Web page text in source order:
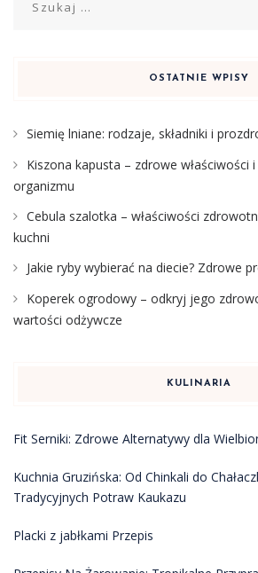
OSTATNIE WPISY
Siemię lniane: rodzaje, składniki i
Kiszona kapusta – zdrowe właściwości
organizmu
Cebula szalotka – właściwości
kuchni
Jakie ryby wybierać na diecie? Zdrowe
Koperek ogrodowy – odkryj jego
wartości odżywcze
KULINARIA
Fit Serniki: Zdrowe Alternatywy dla
Kuchnia Gruzińska: Od Chinkali do
Tradycyjnych Potraw Kaukazu
Placki z jabłkami Przepis